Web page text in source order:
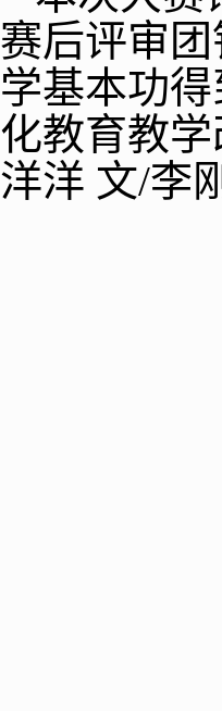
赛后评审
学基本功
化教育教
洋洋 文/李